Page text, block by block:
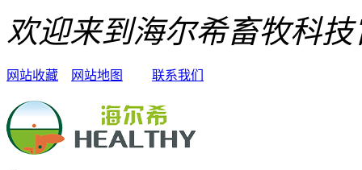
欢迎来到海尔希畜牧科
网站收藏 网站地图 联系我们